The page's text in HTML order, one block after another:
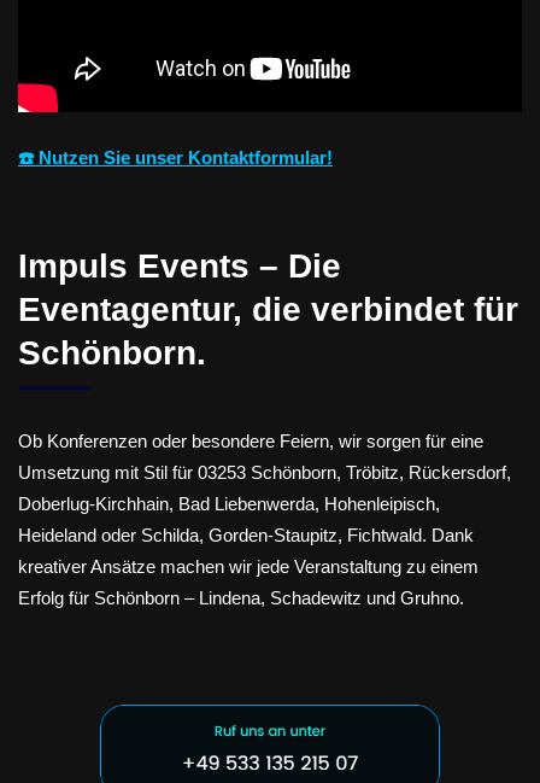
☎️ Nutzen Sie unser Kontaktformular!
Impuls Events – Die
Eventagentur, die verbindet für
Schönborn.
Ob Konferenzen oder besondere Feiern, wir sorgen für eine
Umsetzung mit Stil für 03253 Schönborn, Tröbitz, Rückersdorf,
Doberlug-Kirchhain, Bad Liebenwerda, Hohenleipisch,
Heideland oder Schilda, Gorden-Staupitz, Fichtwald. Dank
kreativer Ansätze machen wir jede Veranstaltung zu einem
Erfolg für Schönborn – Lindena, Schadewitz und Gruhno.